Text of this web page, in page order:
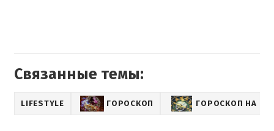
Связанные темы:
LIFESTYLE ГОРОСКОП ГОРОСКОП НА